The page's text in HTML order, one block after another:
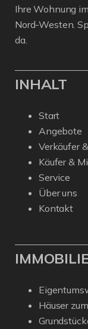
Ihre Wohnung
Nord-Westen.
da.
INHALT
Start
Angebote
Verkäufer
Käufer &
Service
Über uns
Kontakt
Häuser